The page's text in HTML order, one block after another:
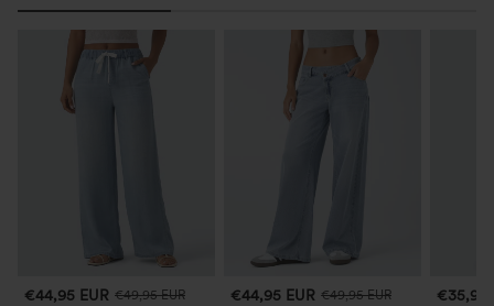
€44,95 EUR €49,95 EUR
€44,95 EUR €49,95 EUR
€35,95